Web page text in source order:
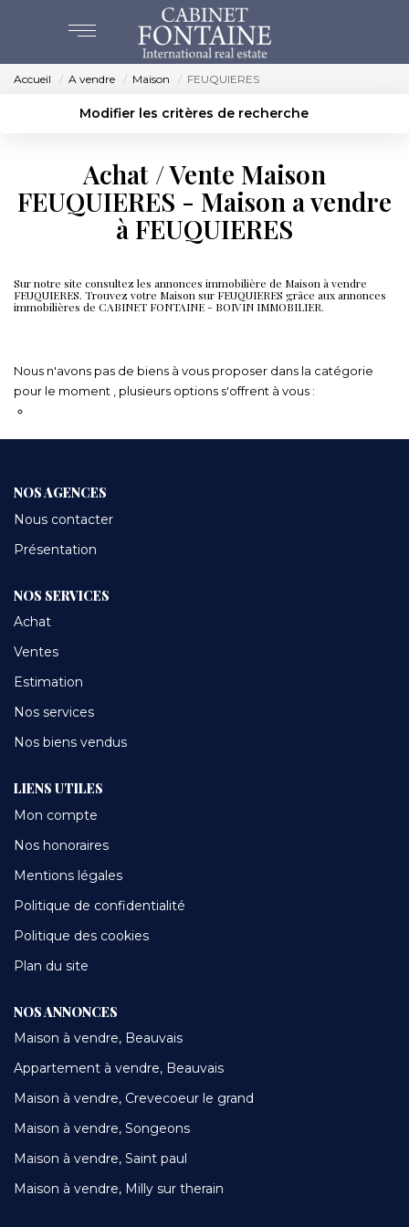
ACHAT
ESTIMATION
BEAUVAIS
NOS SERVICES
Accueil A vendre Maison FEUQUIERES
Modifier les critères de recherche
Surface min Budget max
Plus de critères Créer une alerte
Achat / Vente Maison
FEUQUIERES - Maison a vendre
à FEUQUIERES
Sur notre site consultez les annonces immobilière de Maison à vendre
FEUQUIERES. Trouvez votre Maison sur FEUQUIERES grâce aux annonces
immobilières de CABINET FONTAINE - BOIVIN IMMOBILIER.
Nous n'avons pas de biens à vous proposer dans la catégorie
pour le moment , plusieurs options s'offrent à vous :
NOS AGENCES
Nous contacter
Présentation
NOS SERVICES
Achat
Ventes
Estimation
Nos services
Nos biens vendus
LIENS UTILES
Mon compte
Nos honoraires
Mentions légales
Politique de confidentialité
Politique des cookies
Plan du site
NOS ANNONCES
Maison à vendre, Beauvais
Appartement à vendre, Beauvais
Maison à vendre, Crevecoeur le grand
Maison à vendre, Songeons
Maison à vendre, Saint paul
Maison à vendre, Milly sur therain